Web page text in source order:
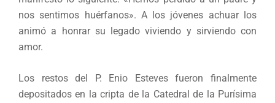
nos sentimos huérfanos». A los jóvenes achuar los
animó a honrar su legado viviendo y sirviendo con
amor.
Los restos del P. Enio Esteves fueron finalmente
depositados en la cripta de la Catedral de la Purísima